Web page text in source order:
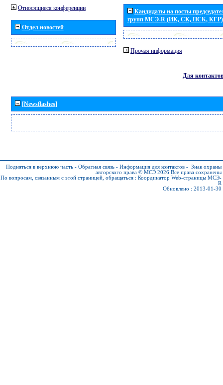
Относящиеся конференции
Отдел новостей
Кандидаты на посты
групп МСЭ-R (ИК, СК, ПСК, КГР)
Прочая информация
Для контактов
[Newsflashes]
Подняться в верхнюю часть - Обратная связь - Информация для контактов - Знак охраны
авторского права © МСЭ 2026 Все права сохранены
По вопросам, связанным с этой страницей, обращаться : Координатор Web-страницы МСЭ-
R
Обновлено : 2013-01-30